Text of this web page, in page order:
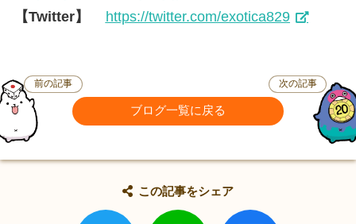
【Twitter】
https://twitter.com/exotica829
前の記事
ブログ一覧に戻る
次の記事
この記事をシェア